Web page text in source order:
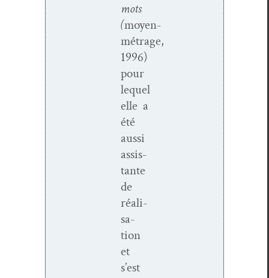
mots
(moyen-
métrage,
1996)
pour
lequel
elle a
été
aus­si
assis­
tante
de
réal­i­
sa­
tion
et
s’est